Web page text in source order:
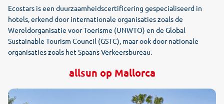
Ecostars is een duurzaamheidscertificering gespecialiseerd in
hotels, erkend door internationale organisaties zoals de
Wereldorganisatie voor Toerisme (UNWTO) en de Global
Sustainable Tourism Council (GSTC), maar ook door nationale
organisaties zoals het Spaans Verkeersbureau.
allsun op Mallorca